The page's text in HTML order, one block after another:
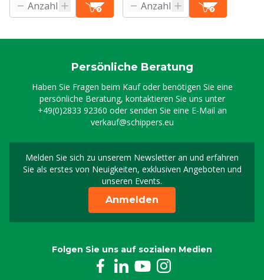
Persönliche Beratung
Haben Sie Fragen beim Kauf oder benötigen Sie eine
persönliche Beratung, kontaktieren Sie uns unter
+49(0)2833 92360 oder senden Sie eine E-Mail an
verkauf@schippers.eu
Melden Sie sich zu unserem Newsletter an und erfahren
Sie als erstes von Neuigkeiten, exklusiven Angeboten und
unseren Events.
Melden Sie sich für
Anmelden
Folgen Sie uns auf sozialen Medien